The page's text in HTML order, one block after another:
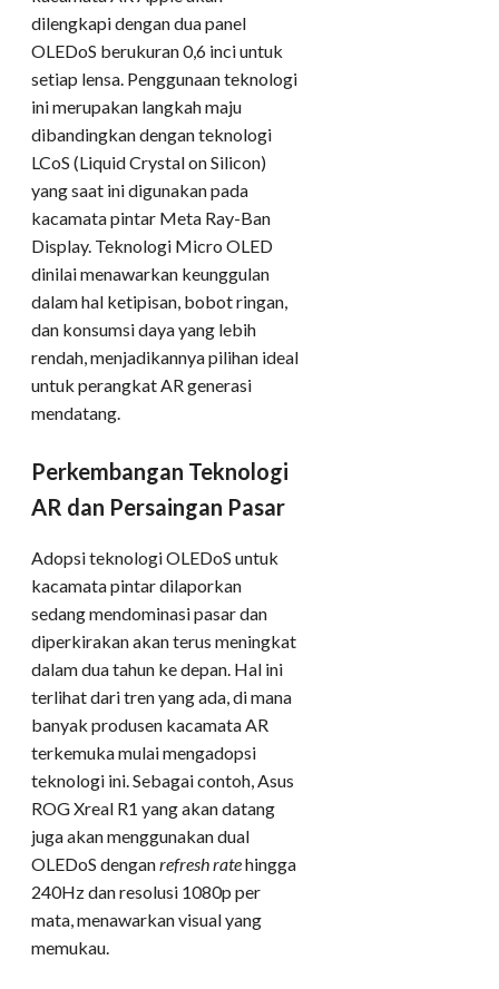
dilengkapi dengan dua panel
OLEDoS berukuran 0,6 inci untuk
setiap lensa. Penggunaan teknologi
ini merupakan langkah maju
dibandingkan dengan teknologi
LCoS (Liquid Crystal on Silicon)
yang saat ini digunakan pada
kacamata pintar Meta Ray-Ban
Display. Teknologi Micro OLED
dinilai menawarkan keunggulan
dalam hal ketipisan, bobot ringan,
dan konsumsi daya yang lebih
rendah, menjadikannya pilihan ideal
untuk perangkat AR generasi
mendatang.
Perkembangan Teknologi
AR dan Persaingan Pasar
Adopsi teknologi OLEDoS untuk
kacamata pintar dilaporkan
sedang mendominasi pasar dan
diperkirakan akan terus meningkat
dalam dua tahun ke depan. Hal ini
terlihat dari tren yang ada, di mana
banyak produsen kacamata AR
terkemuka mulai mengadopsi
teknologi ini. Sebagai contoh, Asus
ROG Xreal R1 yang akan datang
juga akan menggunakan dual
OLEDoS denganrefresh ratehingga
240Hz dan resolusi 1080p per
mata, menawarkan visual yang
memukau.